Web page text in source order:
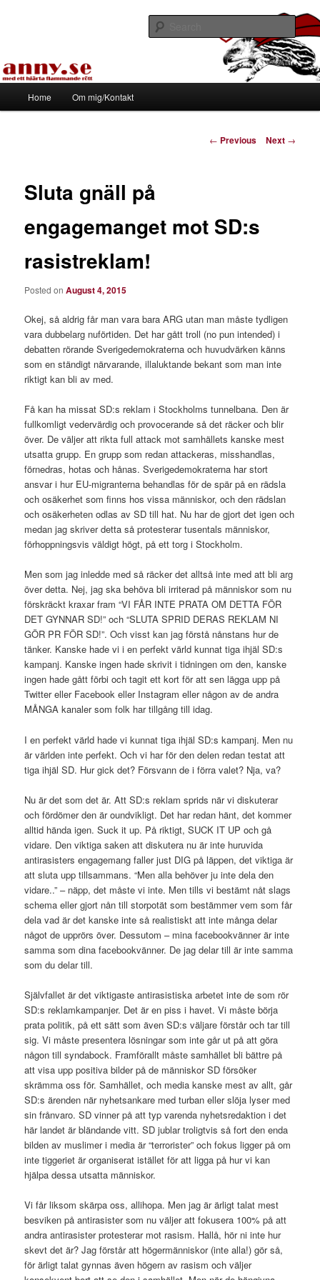
Tapirhen
Home Om mig/Kontakt
Post
← Previous Next →
Sluta gnäll på
engagemanget mot SD:s
rasistreklam!
Posted onAugust 4, 2015
Okej, så aldrig får man vara bara ARG utan man måste tydligen
vara dubbelarg nuförtiden. Det har gått troll (no pun intended) i
debatten rörande Sverigedemokraterna och huvudvärken känns
som en ständigt närvarande, illaluktande bekant som man inte
riktigt kan bli av med.
Få kan ha missat SD:s reklam i Stockholms tunnelbana. Den är
fullkomligt vedervärdig och provocerande så det räcker och blir
över. De väljer att rikta full attack mot samhällets kanske mest
utsatta grupp. En grupp som redan attackeras, misshandlas,
förnedras, hotas och hånas. Sverigedemokraterna har stort
ansvar i hur EU-migranterna behandlas för de spär på en rädsla
och osäkerhet som finns hos vissa människor, och den rädslan
och osäkerheten odlas av SD till hat. Nu har de gjort det igen och
medan jag skriver detta så protesterar tusentals människor,
förhoppningsvis väldigt högt, på ett torg i Stockholm.
Men som jag inledde med så räcker det alltså inte med att bli arg
över detta. Nej, jag ska behöva bli irriterad på människor som nu
förskräckt kraxar fram “VI FÅR INTE PRATA OM DETTA FÖR
DET GYNNAR SD!” och “SLUTA SPRID DERAS REKLAM NI
GÖR PR FÖR SD!”. Och visst kan jag förstå nånstans hur de
tänker. Kanske hade vi i en perfekt värld kunnat tiga ihjäl SD:s
kampanj. Kanske ingen hade skrivit i tidningen om den, kanske
ingen hade gått förbi och tagit ett kort för att sen lägga upp på
Twitter eller Facebook eller Instagram eller någon av de andra
MÅNGA kanaler som folk har tillgång till idag.
I en perfekt värld hade vi kunnat tiga ihjäl SD:s kampanj. Men nu
är världen inte perfekt. Och vi har för den delen redan testat att
tiga ihjäl SD. Hur gick det? Försvann de i förra valet? Nja, va?
Nu är det som det är. Att SD:s reklam sprids när vi diskuterar
och fördömer den är oundvikligt. Det har redan hänt, det kommer
alltid hända igen. Suck it up. På riktigt, SUCK IT UP och gå
vidare. Den viktiga saken att diskutera nu är inte huruvida
antirasisters engagemang faller just DIG på läppen, det viktiga är
att sluta upp tillsammans. “Men alla behöver ju inte dela den
vidare..” – näpp, det måste vi inte. Men tills vi bestämt nåt slags
schema eller gjort nån till storpotät som bestämmer vem som får
dela vad är det kanske inte så realistiskt att inte många delar
något de upprörs över. Dessutom – mina facebookvänner är inte
samma som dina facebookvänner. De jag delar till är inte samma
som du delar till.
Självfallet är det viktigaste antirasistiska arbetet inte de som rör
SD:s reklamkampanjer. Det är en piss i havet. Vi måste börja
prata politik, på ett sätt som även SD:s väljare förstår och tar till
sig. Vi måste presentera lösningar som inte går ut på att göra
någon till syndabock. Framförallt måste samhället bli bättre på
att visa upp positiva bilder på de människor SD försöker
skrämma oss för. Samhället, och media kanske mest av allt, går
SD:s ärenden när nyhetsankare med turban eller slöja lyser med
sin frånvaro. SD vinner på att typ varenda nyhetsredaktion i det
här landet är bländande vitt. SD jublar troligtvis så fort den enda
bilden av muslimer i media är “terrorister” och fokus ligger på om
inte tiggeriet är organiserat istället för att ligga på hur vi kan
hjälpa dessa utsatta människor.
Vi får liksom skärpa oss, allihopa. Men jag är ärligt talat mest
besviken på antirasister som nu väljer att fokusera 100% på att
andra antirasister protesterar mot rasism. Hallå, hör ni inte hur
skevt det är? Jag förstår att högermänniskor (inte alla!) gör så,
för ärligt talat gynnas även högern av rasism och väljer